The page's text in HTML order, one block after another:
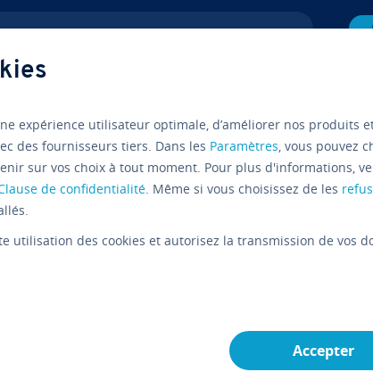
Marketing : le
sélection
expérience utilisateur optimale, d’améliorer nos produits
des fournisseurs tiers. Dans les Paramètres, vous pouvez
sur vos choix à tout moment. Pour plus d'informations,
de confidentialité. Même si vous choisissez de les
utilisation des cookies et autorisez la transmission de vos
Accepter